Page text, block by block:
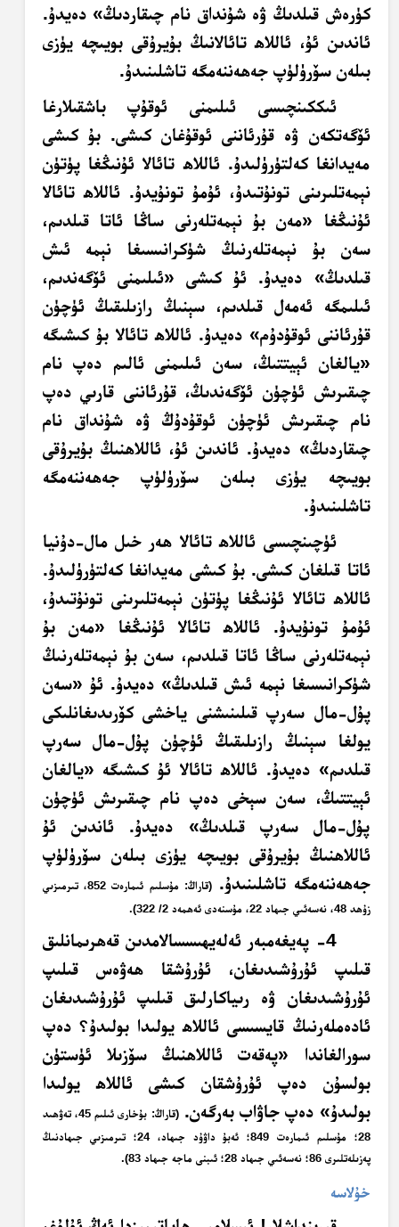
كۈرەش قىلدىڭ ۋە شۇنداق نام چىقاردىڭ» دەيدۇ.
ئاندىن ئۇ، ئاللاھ تائالانىڭ بۇيرۇقى بويىچە يۈزى
بىلەن سۆرۈلۈپ جەھەننەمگە تاشلىنىدۇ.
ئىككىنچىسى ئىلىمنى ئوقۇپ باشقىلارغا
ئۆگەتكەن ۋە قۇرئاننى ئوقۇغان كىشى. بۇ كىشى
مەيدانغا كەلتۈرۈلىدۇ. ئاللاھ تائالا ئۇنىڭغا پۈتۈن
نېمەتلىرىنى تونۇتىدۇ، ئۇمۇ تونۇيدۇ. ئاللاھ تائالا
ئۇنىڭغا «مەن بۇ نېمەتلەرنى ساڭا ئاتا قىلدىم،
سەن بۇ نېمەتلەرنىڭ شۈكرانىسىغا نېمە ئىش
قىلدىڭ» دەيدۇ. ئۇ كىشى «ئىلىمنى ئۆگەندىم،
ئىلىمگە ئەمەل قىلدىم، سېنىڭ رازىلىقىڭ ئۈچۈن
قۇرئاننى ئوقۇدۇم» دەيدۇ. ئاللاھ تائالا بۇ كىشىگە
«يالغان ئېيتتىڭ، سەن ئىلىمنى ئالىم دەپ نام
چىقىرىش ئۈچۈن ئۆگەندىڭ، قۇرئاننى قارىي دەپ
نام چىقىرىش ئۈچۈن ئوقۇدۇڭ ۋە شۇنداق نام
چىقاردىڭ» دەيدۇ. ئاندىن ئۇ، ئاللاھنىڭ بۇيرۇقى
بويىچە يۈزى بىلەن سۆرۈلۈپ جەھەننەمگە
تاشلىنىدۇ.
ئۈچىنچىسى ئاللاھ تائالا ھەر خىل مال-دۇنيا
ئاتا قىلغان كىشى. بۇ كىشى مەيدانغا كەلتۈرۈلىدۇ.
ئاللاھ تائالا ئۇنىڭغا پۈتۈن نېمەتلىرىنى تونۇتىدۇ،
ئۇمۇ تونۇيدۇ. ئاللاھ تائالا ئۇنىڭغا «مەن بۇ
نېمەتلەرنى ساڭا ئاتا قىلدىم، سەن بۇ نېمەتلەرنىڭ
شۈكرانىسىغا نېمە ئىش قىلدىڭ» دەيدۇ. ئۇ «سەن
پۇل-مال سەرپ قىلىنىشنى ياخشى كۆرىدىغانلىكى
يولغا سېنىڭ رازىلىقىڭ ئۈچۈن پۇل-مال سەرپ
قىلدىم» دەيدۇ. ئاللاھ تائالا ئۇ كىشىگە «يالغان
ئېيتتىڭ، سەن سېخى دەپ نام چىقىرىش ئۈچۈن
پۇل-مال سەرپ قىلدىڭ» دەيدۇ. ئاندىن ئۇ
ئاللاھنىڭ بۇيرۇقى بويىچە يۈزى بىلەن سۆرۈلۈپ
جەھەننەمگە تاشلىنىدۇ.
(قاراڭ: مۇسلىم ئىمارەت 852، تىرمىزىي
زۇھد 48، نەسەئىي جىھاد 22، مۇسنەدى ئەھمەد 2/ 322).
4- پەيغەمبەر ئەلەيھىسسالامدىن قەھرىمانلىق
قىلىپ ئۇرۇشىدىغان، ئۇرۇشقا ھەۋەس قىلىپ
ئۇرۇشىدىغان ۋە رىياكارلىق قىلىپ ئۇرۇشىدىغان
ئادەملەرنىڭ قايسىسى ئاللاھ يولىدا بولىدۇ؟ دەپ
سورالغاندا «پەقەت ئاللاھنىڭ سۆزىلا ئۈستۈن
بولسۇن دەپ ئۇرۇشقان كىشى ئاللاھ يولىدا
بولىدۇ» دەپ جاۋاب بەرگەن.
(قاراڭ: بۇخارى ئىلىم 45، تەۋھىد
28؛ مۇسلىم ئىمارەت 849؛ ئەبۇ داۋۇد جىھاد، 24؛ تىرمىزىي جىھادنىڭ
پەزىلەتلىرى 86؛ نەسەئىي جىھاد 28؛ ئىبنى ماجە جىھاد 83).
خۇلاسە